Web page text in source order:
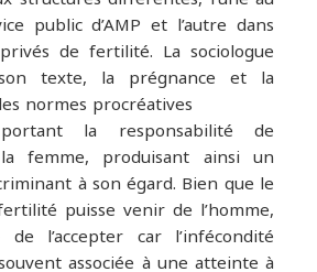
public d’AMP et l’autre dans
de fertilité. La sociologue
texte, la prégnance et la
normes procréatives
la responsabilité de
femme, produisant ainsi un
à son égard. Bien que le
puisse venir de l’homme,
l’accepter car l’infécondité
associée à une atteinte à